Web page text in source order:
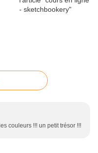
couleurs !!! un petit trésor !!!